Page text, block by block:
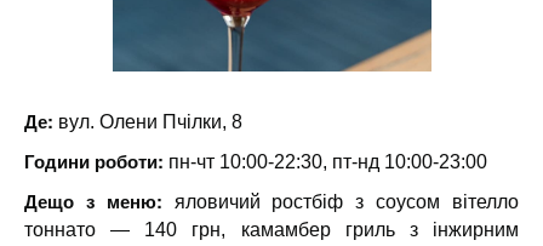
Де: вул. Олени Пчілки, 8
Години роботи: пн-чт 10:00-22:30, пт-нд 10:00-23:00
Дещо з меню: яловичий ростбіф з соусом вітелло
тоннато — 140 грн, камамбер гриль з інжирним